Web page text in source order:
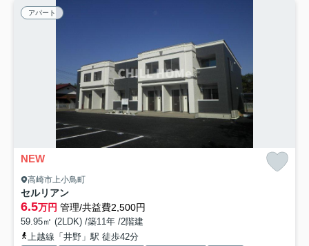
アパート
NEW
高崎市上小鳥町
セルリアン
6.5万円 管理/共益費2,500円
59.95㎡ (2LDK) /築11年 /2階建
上越線「井野」駅 徒歩42分